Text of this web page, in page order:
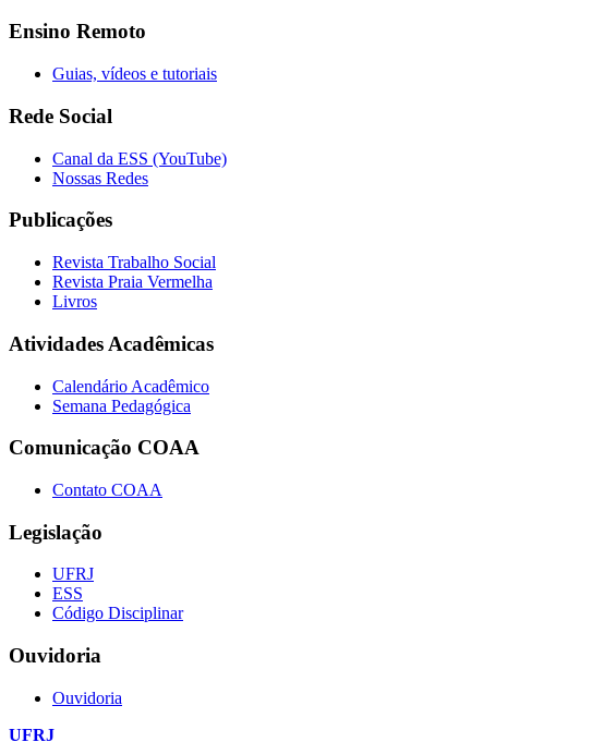
Ensino Remoto
Guias, vídeos e tutoriais
Rede Social
Canal da ESS (YouTube)
Nossas Redes
Publicações
Revista Trabalho Social
Revista Praia Vermelha
Livros
Atividades Acadêmicas
Calendário Acadêmico
Semana Pedagógica
Comunicação COAA
Contato COAA
Legislação
UFRJ
ESS
Código Disciplinar
Ouvidoria
Ouvidoria
UFRJ